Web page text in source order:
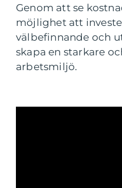
Genom att se
möjlighet att
välbefinnande och
skapa en starkare
arbetsmiljö.